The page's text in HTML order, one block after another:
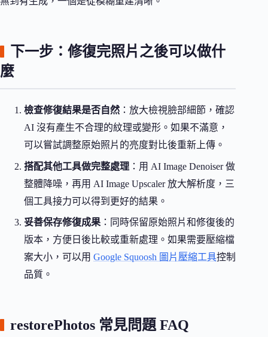
下一步：修復完照片之後可以做什
麼
檢查修復結果是否自然 ：放大檢視臉部細節，確認
AI 沒有產生不合理的紋理或變形。如果不滿意，
可以嘗試調整原始照片的亮度對比後重新上傳。
搭配其他工具做完整處理 ：用 AI Image Denoiser 做
整體降噪，再用 AI Image Upscaler 放大解析度，三
個工具接力可以得到更好的結果。
妥善保存修復成果 ：同時保留原始照片和修復後的
版本，方便日後比較或重新處理。如果需要壓縮檔
案大小，可以用 Google Squoosh 圖片壓縮工具控制
品質。
restorePhotos 常見問題 FAQ